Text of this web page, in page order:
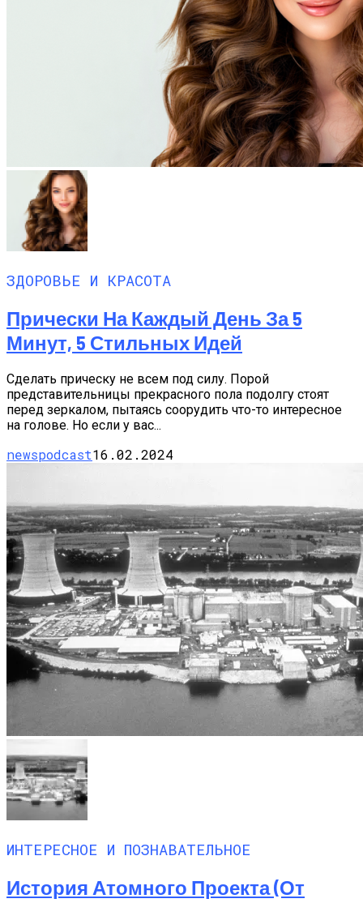
ЗДОРОВЬЕ И КРАСОТА
Прически На Каждый День За 5
Минут, 5 Стильных Идей
Сделать прическу не всем под силу. Порой
представительницы прекрасного пола подолгу стоят
перед зеркалом, пытаясь соорудить что-то интересное
на голове. Но если у вас...
newspodcast16.02.2024
ИНТЕРЕСНОЕ И ПОЗНАВАТЕЛЬНОЕ
История Атомного Проекта (от